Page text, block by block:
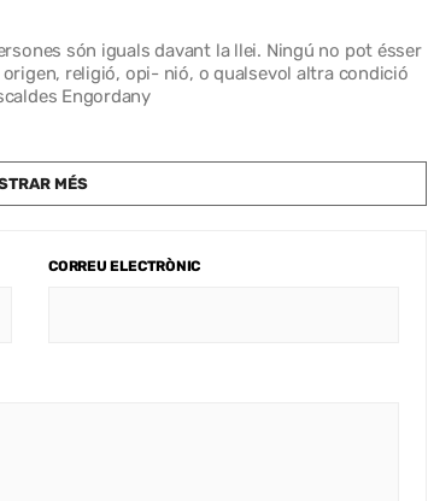
són iguals davant la llei. Ningú no pot ésser
religió, opi- nió, o qualsevol altra condició
Engordany
MÉS
CORREU ELECTRÒNIC